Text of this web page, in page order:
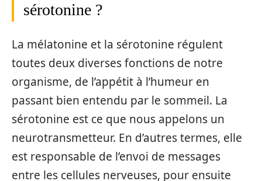
sérotonine ?
La mélatonine et la sérotonine régulent
toutes deux diverses fonctions de notre
organisme, de l’appétit à l’humeur en
passant bien entendu par le sommeil. La
sérotonine est ce que nous appelons un
neurotransmetteur. En d’autres termes, elle
est responsable de l’envoi de messages
entre les cellules nerveuses, pour ensuite